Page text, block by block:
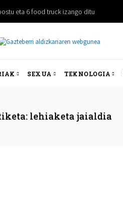
eta 6 food truck izango ditu
SEXUA TEKNOLOGIA
lehiaketa jaialdia